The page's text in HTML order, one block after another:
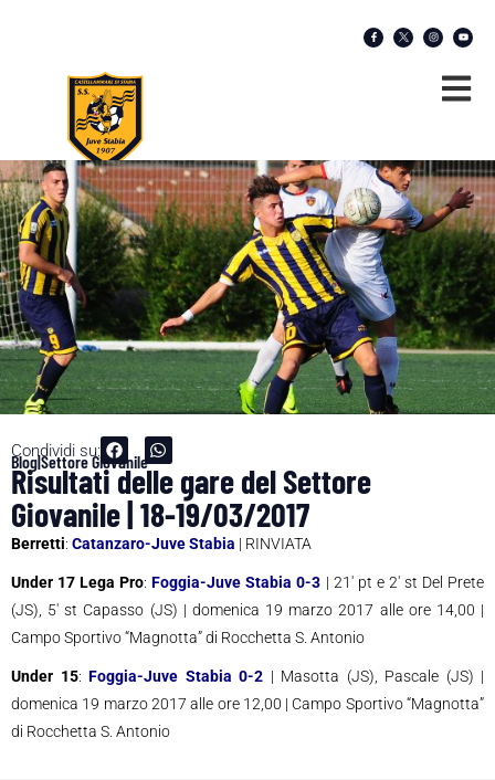
Condividi su:
Blog|Settore Giovanile
Risultati delle gare del Settore
Giovanile | 18-19/03/2017
Berretti: Catanzaro-Juve Stabia | RINVIATA
Under 17 Lega Pro:Foggia-Juve Stabia 0-3 | 21′ pt e 2′ st Del Prete
(JS), 5′ st Capasso (JS) | domenica 19 marzo 2017 alle ore 14,00 |
Campo Sportivo “Magnotta” di Rocchetta S. Antonio
Under 15: Foggia-Juve Stabia 0-2 | Masotta (JS), Pascale (JS) |
domenica 19 marzo 2017 alle ore 12,00 | Campo Sportivo “Magnotta”
di Rocchetta S. Antonio